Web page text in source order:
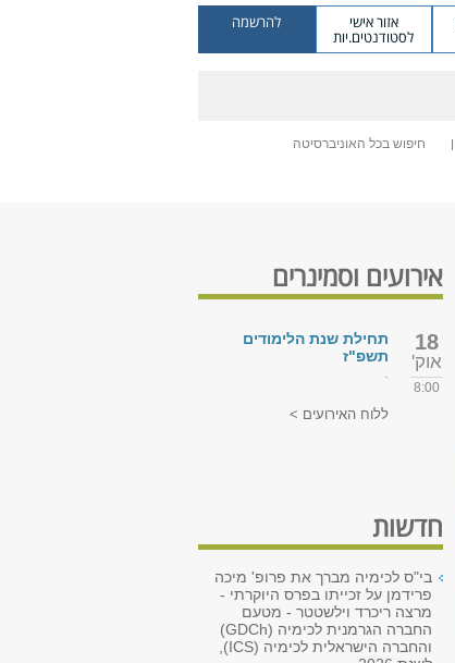
אזור אישי
לסטודנטים.יות
להרשמה
חיפוש בכל האוניברסיטה
אירועים וסמינרים
18
אוק'
8:00
תחילת שנת הלימודים
תשפ"ז
.
ללוח האירועים >
חדשות
בי"ס לכימיה מברך את פרופ' מיכה
פרידמן על זכייתו בפרס היוקרתי -
מרצה ריכרד וילשטטר - מטעם
החברה הגרמנית לכימיה (GDCh)
והחברה הישראלית לכימיה (ICS),